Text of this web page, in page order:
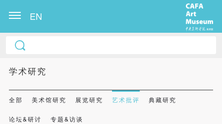
EN
学术研究
全部 美术馆研究 展览研究 艺术批评 典藏研究
论坛&研讨 专题&访谈